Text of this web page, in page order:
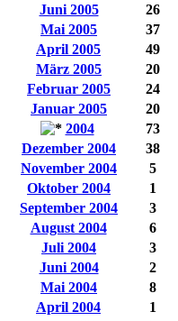
Juni 2005
26
Mai 2005
37
April 2005
49
März 2005
20
Februar 2005
24
Januar 2005
20
2004
73
Dezember 2004
38
November 2004
5
Oktober 2004
1
September 2004
3
August 2004
6
Juli 2004
3
Juni 2004
2
Mai 2004
8
April 2004
1